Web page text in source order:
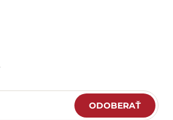
ODOBERAŤ